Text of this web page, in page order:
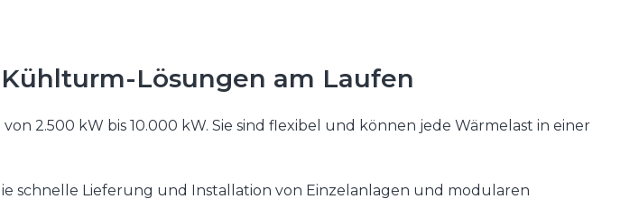
Lösungen am Laufen
2.500 kW bis 10.000 kW. Sie sind flexibel und können jede Wärmelast in einer
schnelle Lieferung und Installation von Einzelanlagen und modularen